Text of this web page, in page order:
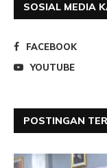
SOSIAL MEDIA
FACEBOOK
YOUTUBE
POSTINGAN